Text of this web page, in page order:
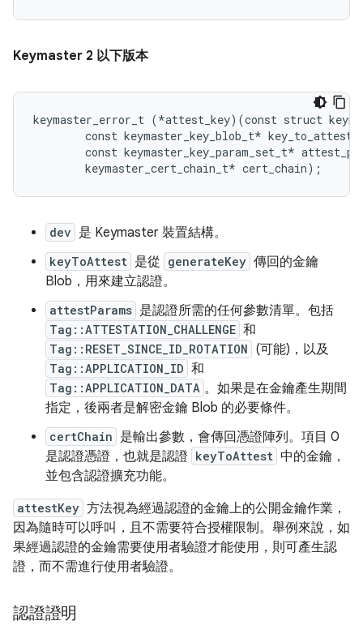
Keymaster 2 以下版本
keymaster_error_t (*attest_key)(const struct
        const keymaster_key_blob_t* key_to_attest,
const keymaster_key_param_set_t*
dev 是 Keymaster 裝置結構。
keyToAttest 是從 generateKey 傳回的金鑰
Blob，用來建立認證。
attestParams 是認證所需的任何參數清單。包括
Tag::ATTESTATION_CHALLENGE 和
Tag::RESET_SINCE_ID_ROTATION (可能)，以及
Tag::APPLICATION_ID 和
Tag::APPLICATION_DATA 。如果是在金鑰產生期間
指定，後兩者是解密金鑰 Blob 的必要條件。
certChain 是輸出參數，會傳回憑證陣列。項目 0
是認證憑證，也就是認證 keyToAttest 中的金鑰，
並包含認證擴充功能。
attestKey 方法視為經過認證的金鑰上的公開金鑰作業，
因為隨時可以呼叫，且不需要符合授權限制。舉例來說，如
果經過認證的金鑰需要使用者驗證才能使用，則可產生認
證，而不需進行使用者驗證。
認證證明